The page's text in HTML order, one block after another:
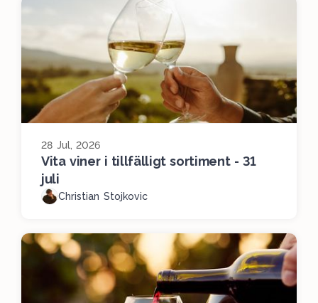
28 Jul, 2026
Vita viner i tillfälligt sortiment - 31
juli
Christian Stojkovic